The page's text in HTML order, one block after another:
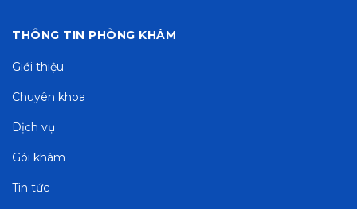
THÔNG TIN PHÒNG KHÁM
Giới thiệu
Chuyên khoa
Dịch vụ
Gói khám
Tin tức